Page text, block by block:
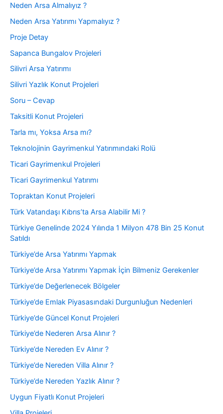
Neden Arsa Almalıyız ?
Neden Arsa Yatırımı Yapmalıyız ?
Proje Detay
Sapanca Bungalov Projeleri
Silivri Arsa Yatırımı
Silivri Yazlık Konut Projeleri
Soru – Cevap
Taksitli Konut Projeleri
Tarla mı, Yoksa Arsa mı?
Teknolojinin Gayrimenkul Yatırımındaki Rolü
Ticari Gayrimenkul Projeleri
Ticari Gayrimenkul Yatırımı
Topraktan Konut Projeleri
Türk Vatandaşı Kıbrıs’ta Arsa Alabilir Mi ?
Türkiye Genelinde 2024 Yılında 1 Milyon 478 Bin 25 Konut
Satıldı
Türkiye’de Arsa Yatırımı Yapmak
Türkiye’de Arsa Yatırımı Yapmak İçin Bilmeniz Gerekenler
Türkiye’de Değerlenecek Bölgeler
Türkiye’de Emlak Piyasasındaki Durgunluğun Nedenleri
Türkiye’de Güncel Konut Projeleri
Türkiye’de Nederen Arsa Alınır ?
Türkiye’de Nereden Ev Alınır ?
Türkiye’de Nereden Villa Alınır ?
Türkiye’de Nereden Yazlık Alınır ?
Uygun Fiyatlı Konut Projeleri